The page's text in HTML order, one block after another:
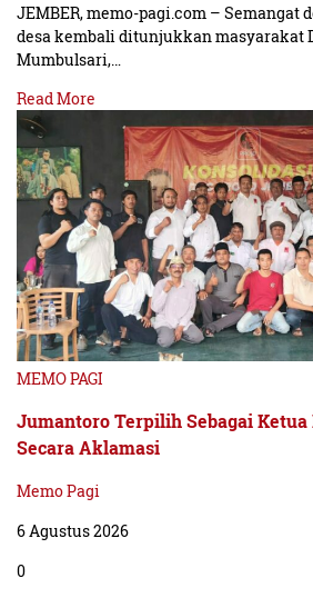
JEMBER, memo-pagi.com –
desa kembali ditunjukkan masyarakat
Mumbulsari,…
Read More
MEMO PAGI
Jumantoro Terpilih Sebagai Ketua
Secara Aklamasi
Memo Pagi
6 Agustus 2026
0